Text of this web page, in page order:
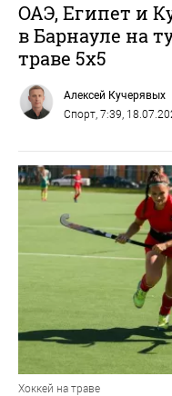
ОАЭ, Египет и
в Барнауле на
траве 5х5
Алексей Кучерявых
Спорт, 7:39,
Хоккей на траве